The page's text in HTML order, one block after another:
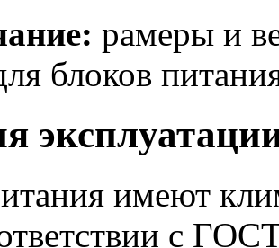
рамеры и
блоков
имеют
с